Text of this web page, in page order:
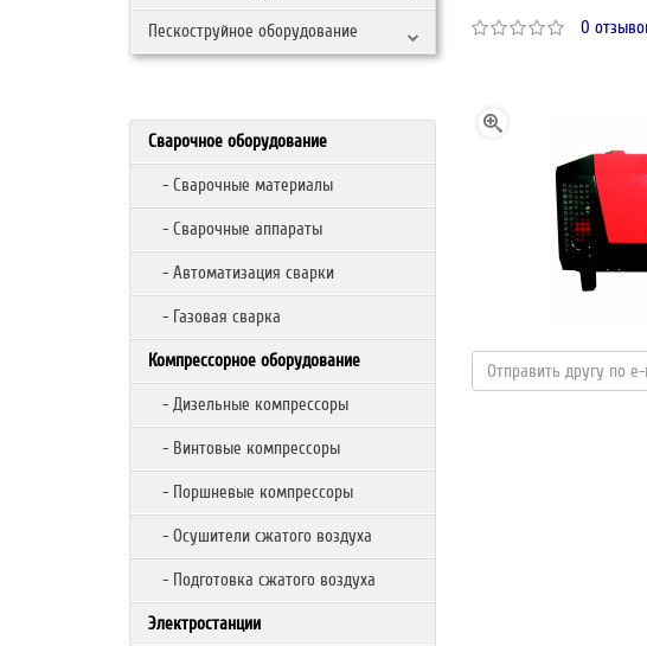
Пескоструйное оборудование
Сварочное оборудование
- Сварочные материалы
- Сварочные аппараты
- Автоматизация сварки
- Газовая сварка
Компрессорное оборудование
- Дизельные компрессоры
- Винтовые компрессоры
- Поршневые компрессоры
- Осушители сжатого воздуха
- Подготовка сжатого воздуха
Электростанции
0